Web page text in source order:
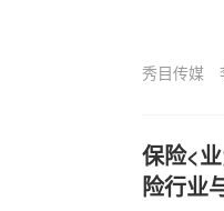
秀目传媒
保险<
险行业